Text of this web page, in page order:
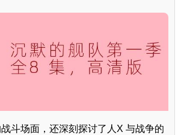
斗场面，还深刻探讨了人X 与战争的